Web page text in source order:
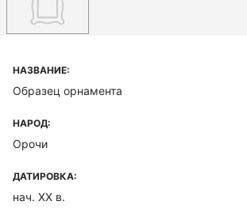
НАЗВАНИЕ:
Образец орнамента
НАРОД:
Орочи
ДАТИРОВКА:
нач. XX в.